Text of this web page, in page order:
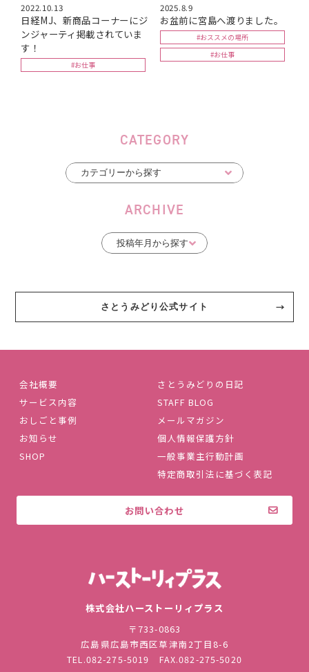
2022.10.13
日経MJ、新商品コーナーにジ
ンジャーティ掲載されていま
す！
#お仕事
2025.8.9
お盆前に宮島へ渡りました。
#おススメの場所
#お仕事
CATEGORY
ARCHIVE
さとうみどり公式サイト
会社概要
サービス内容
おしごと事例
お知らせ
SHOP
さとうみどりの日記
STAFF BLOG
メールマガジン
個人情報保護方針
一般事業主行動計画
特定商取引法に基づく表記
お問い合わせ
株式会社ハーストーリィプラス
〒733-0863
広島県広島市西区草津南2丁目8-6
TEL.082-275-5019 FAX.082-275-5020